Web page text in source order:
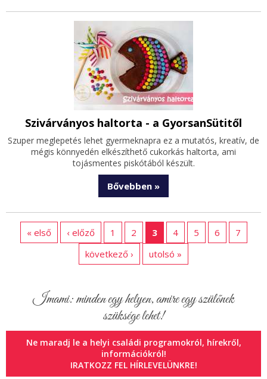
Szivárványos haltorta - a GyorsanSütitől
Szuper meglepetés lehet gyermeknapra ez a mutatós, kreatív, de
mégis könnyedén elkészíthető cukorkás haltorta, ami
tojásmentes piskótából készült.
Bővebben »
« első ‹ előző 1 2 3 4 5 6
7
következő ›
utolsó »
Imami: minden egy helyen, amire egy szülőnek
szüksége lehet!
Ne maradj le a helyi családi programokról, hírekről,
információkról!
IRATKOZZ FEL HÍRLEVELÜNKRE!